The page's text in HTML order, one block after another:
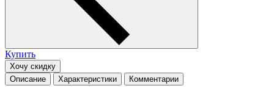
Купить
Хочу скидку
Описание
Характеристики Комментарии